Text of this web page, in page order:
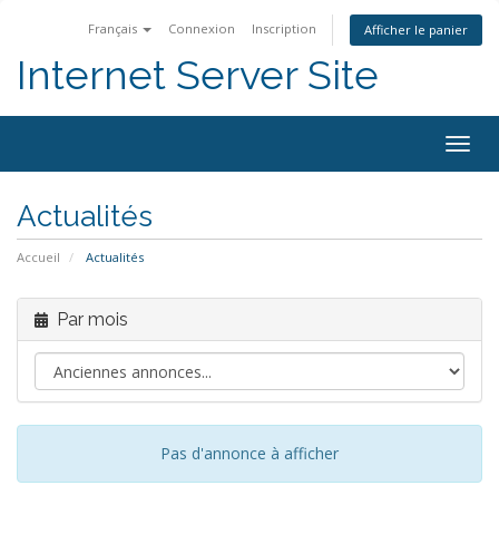
Français Connexion Inscription Afficher le panier
Internet Server Site
Actualités
Accueil Actualités
Par mois
Pas d'annonce à afficher